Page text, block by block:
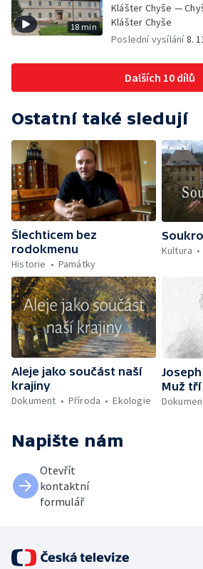
18 min
Klášter Chyše —
Klášter Chyše
Poslední vysílání8.
Dalších 10 dílů
Ostatní také sledují
Šlechticem bez
rodokmenu
Historie
Památky
Kultura
Aleje jako součást naší
krajiny
Dokument
Příroda Ekologie
Muž
Napište nám
Otevřít
kontaktní
formulář